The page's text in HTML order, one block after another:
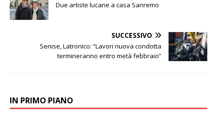
Due artiste lucane a casa Sanremo
SUCCESSIVO
Senise, Latronico: “Lavori nuova condotta
termineranno entro metà febbraio”
IN PRIMO PIANO